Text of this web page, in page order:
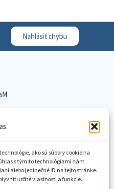
ako sú súbory cookie na
s týmito technológiami nám
alebo jedinečné ID na tejto stránke.
určité vlastnosti a funkcie.
Nahlásiť chybu